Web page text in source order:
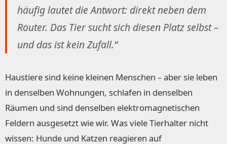
häufig lautet die Antwort: direkt neben dem
Router. Das Tier sucht sich diesen Platz selbst –
und das ist kein Zufall.“
Haustiere sind keine kleinen Menschen – aber sie leben
in denselben Wohnungen, schlafen in denselben
Räumen und sind denselben elektromagnetischen
Feldern ausgesetzt wie wir. Was viele Tierhalter nicht
wissen: Hunde und Katzen reagieren auf